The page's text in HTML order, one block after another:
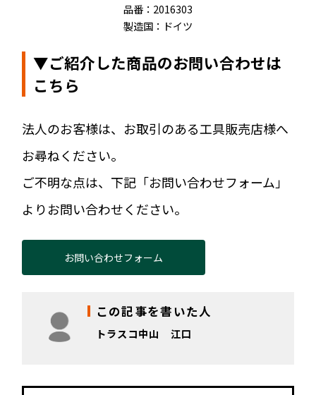
品番：2016303
製造国：ドイツ
▼ご紹介した商品のお問い合わせは
こちら
法人のお客様は、お取引のある工具販売店様へ
お尋ねください。
ご不明な点は、下記「お問い合わせフォーム」
よりお問い合わせください。
お問い合わせフォーム
この記事を書いた人
トラスコ中山 江口